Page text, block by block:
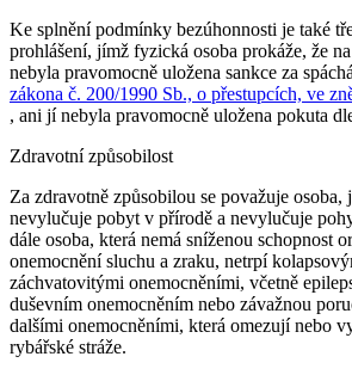
Ke splnění podmínky bezúhonnosti je také
prohlášení, jímž fyzická osoba prokáže, že
nebyla pravomocně uložena sankce za
zákona č. 200/1990 Sb., o přestupcích, ve
, ani jí nebyla pravomocně uložena pokuta
Zdravotní způsobilost
Za zdravotně způsobilou se považuje osoba,
nevylučuje pobyt v přírodě a nevylučuje
dále osoba, která nemá sníženou schopnost
onemocnění sluchu a zraku, netrpí
záchvatovitými onemocněními, včetně
duševním onemocněním nebo závažnou
dalšími onemocněními, která omezují nebo
rybářské stráže.